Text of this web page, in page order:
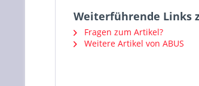
Weiterführende Links
Fragen zum Artikel?
Weitere Artikel von ABUS